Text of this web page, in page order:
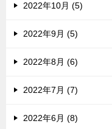
2022年10月 (5)
2022年9月 (5)
2022年8月 (6)
2022年7月 (7)
2022年6月 (8)